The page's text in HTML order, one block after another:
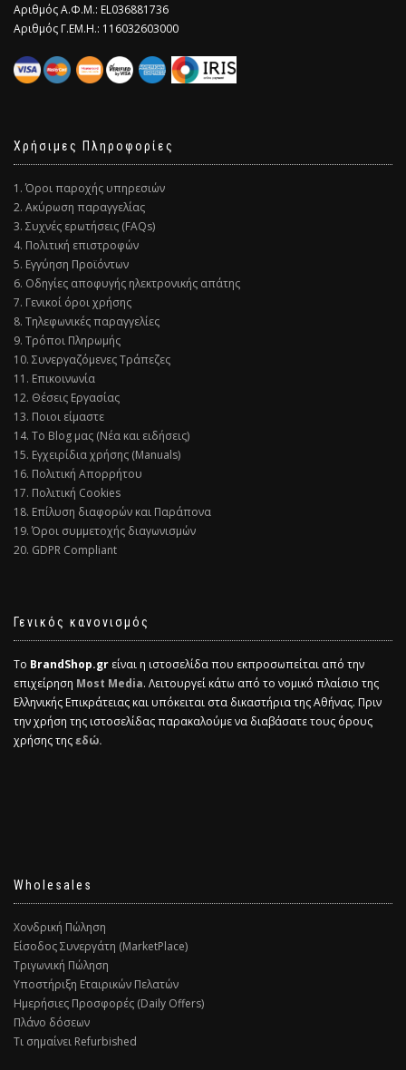
Αριθμός Α.Φ.Μ.: EL036881736
Αριθμός Γ.ΕΜ.Η.: 116032603000
Χρήσιμες Πληροφορίες
1. Όροι παροχής υπηρεσιών
2. Ακύρωση παραγγελίας
3. Συχνές ερωτήσεις (FAQs)
4. Πολιτική επιστροφών
5. Εγγύηση Προϊόντων
6. Οδηγίες αποφυγής ηλεκτρονικής απάτης
7. Γενικοί όροι χρήσης
8. Τηλεφωνικές παραγγελίες
9. Τρόποι Πληρωμής
10. Συνεργαζόμενες Τράπεζες
11. Επικοινωνία
12. Θέσεις Εργασίας
13. Ποιοι είμαστε
14. Το Blog μας (Νέα και ειδήσεις)
15. Εγχειρίδια χρήσης (Manuals)
16. Πολιτική Απορρήτου
17. Πολιτική Cookies
18. Επίλυση διαφορών και Παράπονα
19. Όροι συμμετοχής διαγωνισμών
20. GDPR Compliant
Γενικός κανονισμός
Το BrandShop.gr είναι η ιστοσελίδα που εκπροσωπείται από την
επιχείρηση Most Media. Λειτουργεί κάτω από το νομικό πλαίσιο της
Ελληνικής Επικράτειας και υπόκειται στα δικαστήρια της Αθήνας. Πριν
την χρήση της ιστοσελίδας παρακαλούμε να διαβάσατε τους όρους
χρήσης τηςεδώ.
Wholesales
Χονδρική Πώληση
Είσοδος Συνεργάτη (MarketPlace)
Τριγωνική Πώληση
Υποστήριξη Εταιρικών Πελατών
Ημερήσιες Προσφορές (Daily Offers)
Πλάνο δόσεων
Τι σημαίνει Refurbished